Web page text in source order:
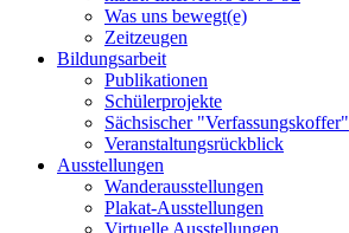
Was uns bewegt(e)
Zeitzeugen
Bildungsarbeit
Publikationen
Schülerprojekte
Sächsischer "Verfassungskoffer"
Veranstaltungsrückblick
Ausstellungen
Wanderausstellungen
Plakat-Ausstellungen
Virtuelle Ausstellungen